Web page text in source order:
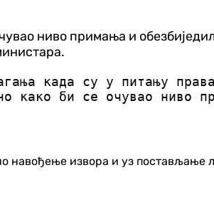
ниво примања и
када су у питању
како би се очувао ниво
навођење извора и уз постављање